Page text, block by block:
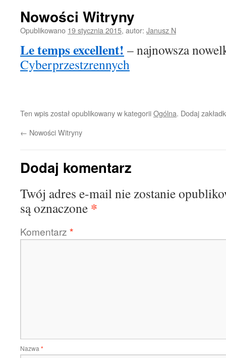
Nowości Witryny
Opublikowano 19 stycznia 2015, autor: Janusz N
Le temps excellent! – najnowsza
Cyberprzestzrennych
Ten wpis został opublikowany w kategoriiOgólna. Dodaj
← Nowości Witryny
Dodaj komentarz
Twój adres e-mail nie zostanie
są oznaczone *
Komentarz *
Nazwa *